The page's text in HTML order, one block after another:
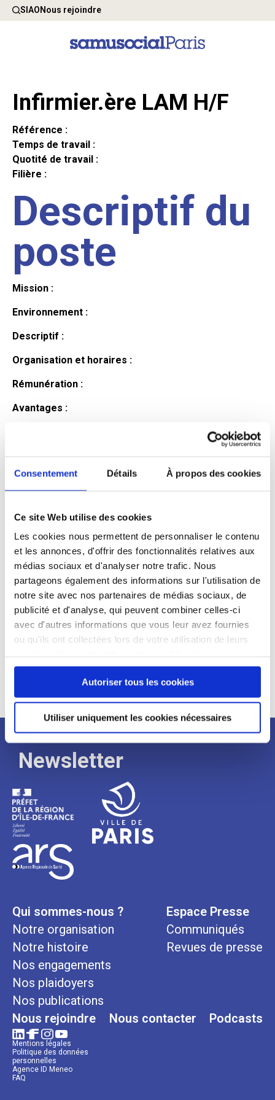
Consentement Détails À propos des cookies
Ce site Web utilise des cookies
Les cookies nous permettent de personnaliser le contenu
et les annonces, d'offrir des fonctionnalités relatives aux
médias sociaux et d'analyser notre trafic. Nous
partageons également des informations sur l'utilisation de
notre site avec nos partenaires de médias sociaux, de
publicité et d'analyse, qui peuvent combiner celles-ci
avec d'autres informations que vous leur avez fournies
ou qu'ils ont collectées lors de votre utilisation de leurs
continuez à utiliser notre site Web.
Autoriser tous les cookies
Utiliser uniquement les cookies nécessaires
SIAONous rejoindre
Infirmier.ère LAM H/F
Référence :
Temps de travail :
Quotité de travail :
Filière :
Descriptif du
poste
Mission :
Environnement :
Descriptif :
Organisation et horaires :
Rémunération :
Avantages :
candidat
Qualifications et diplômes :
Profil recherché :
Expérience :
Processus
de
recrutement
Newsletter
Qui sommes-nous ?
Notre organisation
Notre histoire
Nos engagements
Nos plaidoyers
Nos publications
Espace Presse
Communiqués
Revues de presse
Nous rejoindre Nous contacter Podcasts
Mentions légales
Politique des données
personnelles
Agence ID Meneo
FAQ